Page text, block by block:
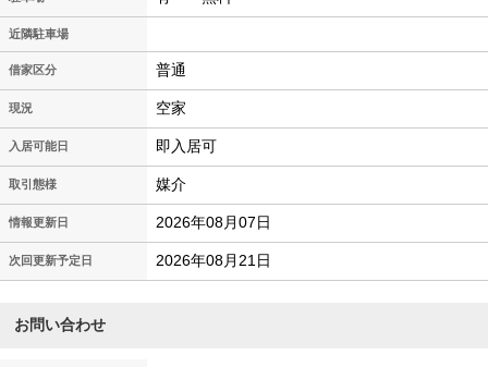
近隣駐車場
借家区分 普通
現況 空家
入居可能日 即入居可
取引態様 媒介
情報更新日 2026年08月07日
次回更新予定日 2026年08月21日
お問い合わせ